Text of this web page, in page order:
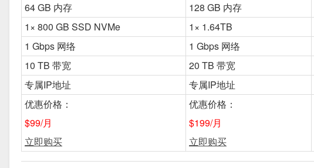
64 GB 内存
128 GB 内存
1× 800 GB SSD NVMe
1× 1.64TB
1 Gbps 网络
1 Gbps 网络
10 TB 带宽
20 TB 带宽
专属IP地址
专属IP地址
优惠价格：
$99/月
立即购买
优惠价格：
$199/月
立即购买